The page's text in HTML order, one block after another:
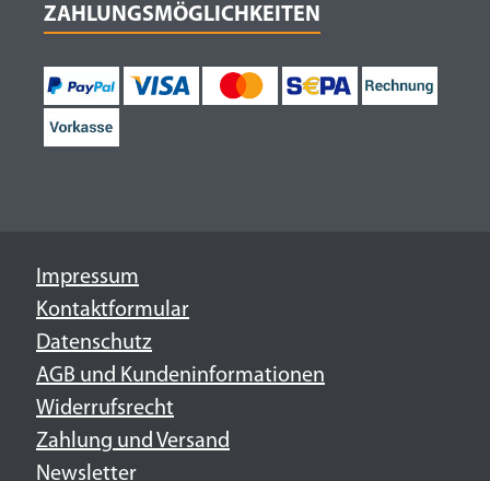
ZAHLUNGSMÖGLICHKEITEN
Impressum
Kontaktformular
Datenschutz
AGB und Kundeninformationen
Widerrufsrecht
Zahlung und Versand
Newsletter